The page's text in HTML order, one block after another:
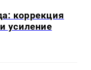
коррекция
усиление